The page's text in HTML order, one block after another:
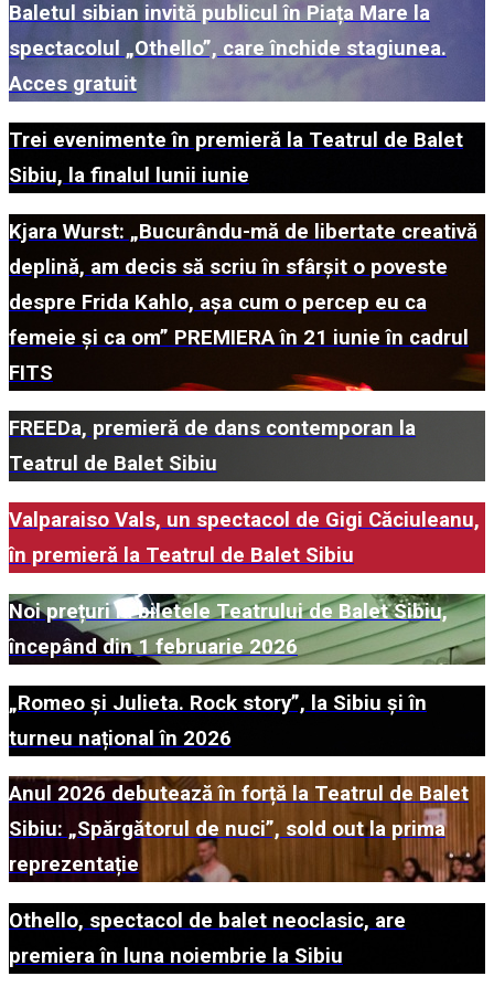
Baletul sibian invită publicul în Piața Mare la
spectacolul „Othello”, care închide stagiunea.
Acces gratuit
Trei evenimente în premieră la Teatrul de Balet
Sibiu, la finalul lunii iunie
Kjara Wurst: „Bucurându-mă de libertate creativă
deplină, am decis să scriu în sfârșit o poveste
despre Frida Kahlo, așa cum o percep eu ca
femeie și ca om” PREMIERA în 21 iunie în cadrul
FITS
FREEDa, premieră de dans contemporan la
Teatrul de Balet Sibiu
Valparaiso Vals, un spectacol de Gigi Căciuleanu,
în premieră la Teatrul de Balet Sibiu
Noi prețuri la biletele Teatrului de Balet Sibiu,
începând din 1 februarie 2026
„Romeo și Julieta. Rock story”, la Sibiu și în
turneu național în 2026
Anul 2026 debutează în forță la Teatrul de Balet
Sibiu: „Spărgătorul de nuci”, sold out la prima
reprezentație
Othello, spectacol de balet neoclasic, are
premiera în luna noiembrie la Sibiu